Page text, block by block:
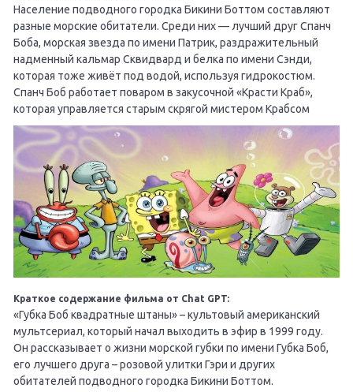
Население подводного городка Бикини Боттом составляют
разные морские обитатели. Среди них — лучший друг Спанч
Боба, морская звезда по имени Патрик, раздражительный
надменный кальмар Сквидвард и белка по имени Сэнди,
которая тоже живёт под водой, используя гидрокостюм.
Спанч Боб работает поваром в закусочной «Красти Краб»,
которая управляется старым скрягой мистером Крабсом
Краткое содержание фильма от Chat GPT:
«Губка Боб квадратные штаны» – культовый американский
мультсериал, который начал выходить в эфир в 1999 году.
Он рассказывает о жизни морской губки по имени Губка Боб,
его лучшего друга – розовой улитки Гэри и других
обитателей подводного городка Бикини Боттом.